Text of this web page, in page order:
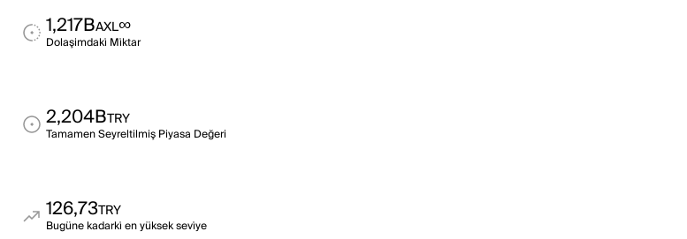
1,217BAXL∞
Dolaşimdaki̇ Mi̇ktar
2,204BTRY
Tamamen Seyreltilmiş Piyasa Değeri
126,73TRY
Bugüne kadarki̇ en yüksek sevi̇ye